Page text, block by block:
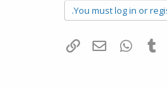
You must log in or
Pinterest
Tumblr
WhatsAppדואר אלקטרוני